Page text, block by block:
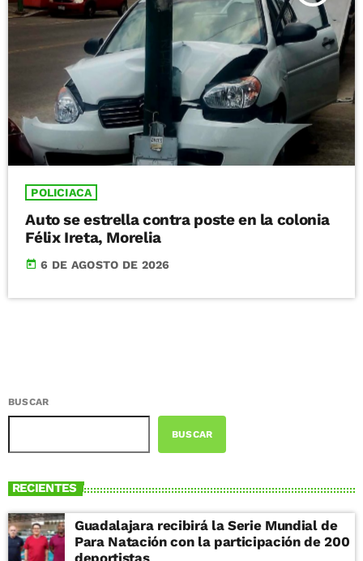
POLICIACA
Auto se estrella contra poste en la colonia
Félix Ireta, Morelia
today 6 DE AGOSTO DE 2026
BUSCAR
BUSCAR
RECIENTES
Guadalajara recibirá la Serie Mundial de
Para Natación con la participación de 200
deportistas